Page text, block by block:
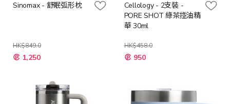
Sinomax - 舒眠弧形枕
HK$849.0
特
殊 1,250
Cellology - 2支裝 -
PORE SHOT 綠茶控油精
華 30ml
HK$458.0
特
殊 950